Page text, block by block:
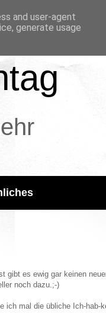
gibt es ewig gar keinen
noch dazu.;-)
ich mal die übliche Ich-hab-
and user-agent
generate usage